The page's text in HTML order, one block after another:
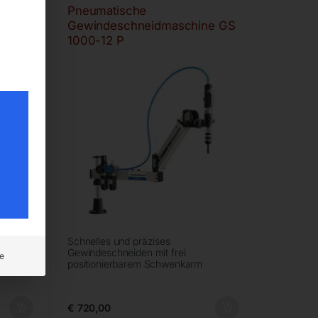
Pneumatische
Gewindeschneidmaschine GS
1000-12 P
Schnelles und präzises
Gewindeschneiden mit frei
positionierbarem Schwenkarm
€ 720,00